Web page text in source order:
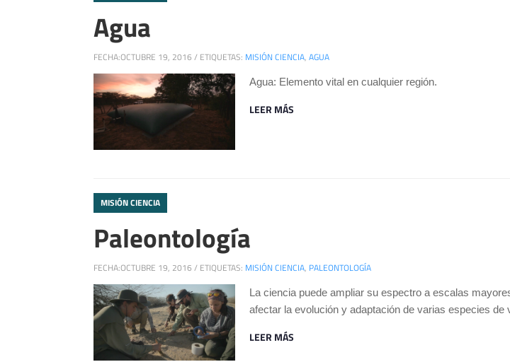
Agua
FECHA:OCTUBRE 19, 2016 / ETIQUETAS: MISIÓN CIENCIA, AGUA
Agua: Elemento vital en cualquier región.
LEER MÁS
MISIÓN CIENCIA
Paleontología
FECHA:OCTUBRE 19, 2016 / ETIQUETAS: MISIÓN CIENCIA, PALEONTOLOGÍA
La ciencia puede ampliar su espectro a escalas
afectar la evolución y adaptación de varias especies de
LEER MÁS